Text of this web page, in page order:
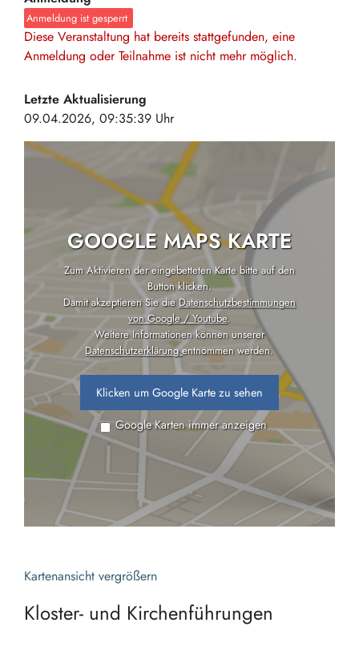
Anmeldung ist gesperrt
Diese Veranstaltung hat bereits stattgefunden, eine
Anmeldung oder Teilnahme ist nicht mehr möglich.
Letzte Aktualisierung
09.04.2026, 09:35:39 Uhr
GOOGLE MAPS KARTE
Zum Aktivieren der eingebetteten Karte bitte auf den
Button klicken.
Damit akzeptieren Sie dieDatenschutzbestimmungen
von Google / Youtube.
Weitere Informationen können unserer
Datenschutzerklärungentnommen werden.
Klicken um Google Karte zu sehen
Google Karten immer anzeigen
Kartenansicht vergrößern
Kloster- und Kirchenführungen